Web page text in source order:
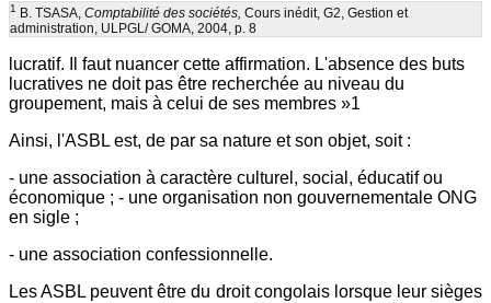
1 B. TSASA, Comptabilité des sociétés, Cours inédit, G2, Gestion et
administration, ULPGL/ GOMA, 2004, p. 8
lucratif. Il faut nuancer cette affirmation. L'absence des buts
lucratives ne doit pas être recherchée au niveau du
groupement, mais à celui de ses membres »1
Ainsi, l'ASBL est, de par sa nature et son objet, soit :
- une association à caractère culturel, social, éducatif ou
économique ; - une organisation non gouvernementale ONG
en sigle ;
- une association confessionnelle.
Les ASBL peuvent être du droit congolais lorsque leur sièges